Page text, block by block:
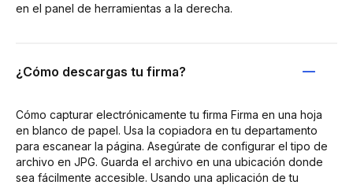
en el panel de herramientas a la derecha.
¿Cómo descargas tu firma?
Cómo capturar electrónicamente tu firma Firma en una hoja
en blanco de papel. Usa la copiadora en tu departamento
para escanear la página. Asegúrate de configurar el tipo de
archivo en JPG. Guarda el archivo en una ubicación donde
sea fácilmente accesible. Usando una aplicación de tu